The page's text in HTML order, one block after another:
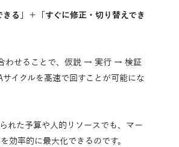
きる」＋「すぐに修正・切り替えでき
わせることで、仮説 → 実行 → 検証
イクルを高速で回すことが可能にな
れた予算や人的リソースでも、マー
効率的に最大化できるのです。